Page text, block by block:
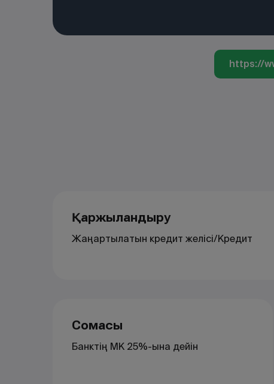
https://
Қаржыландыру
Жаңартылатын кредит желісі/Кредит
Сомасы
Банктің МК 25%-ына дейін